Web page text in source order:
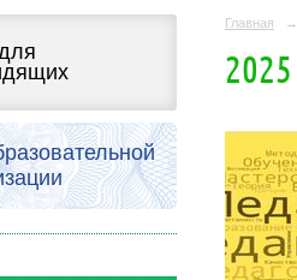
Главная →
2025